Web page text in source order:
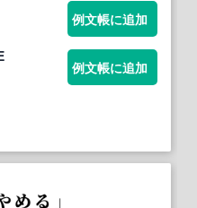
例文帳に追加
例文帳に追加